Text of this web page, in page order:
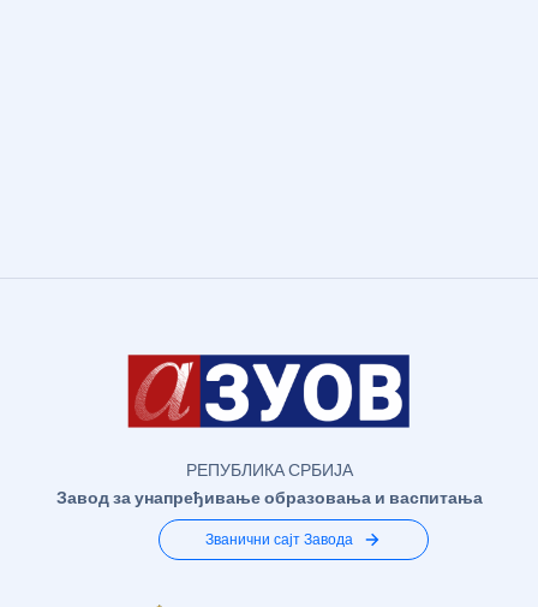
РЕПУБЛИКА СРБИЈА
Завод за унапређивање образовања и васпитања
Званични сајт Завода